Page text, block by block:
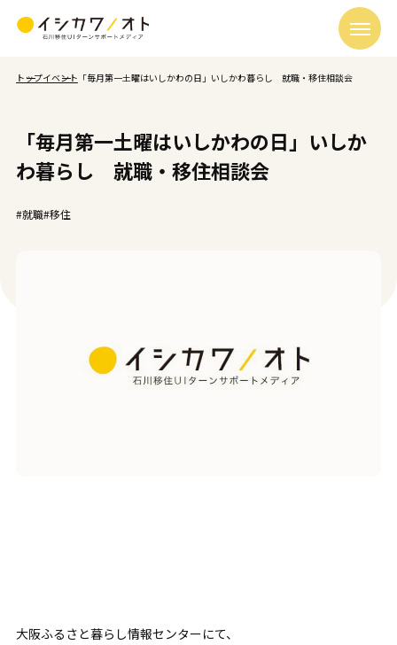
トップイベント 「毎月第一土曜はいしかわの日」いしかわ暮らし 就職・移住相談会
「毎月第一土曜はいしかわの日」いしか
わ暮らし 就職・移住相談会
#就職#移住
大阪ふるさと暮らし情報センターにて、